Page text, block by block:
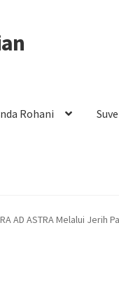
Rohani
Benda Rohani Cara
AD ASTRA Melalui Jerih